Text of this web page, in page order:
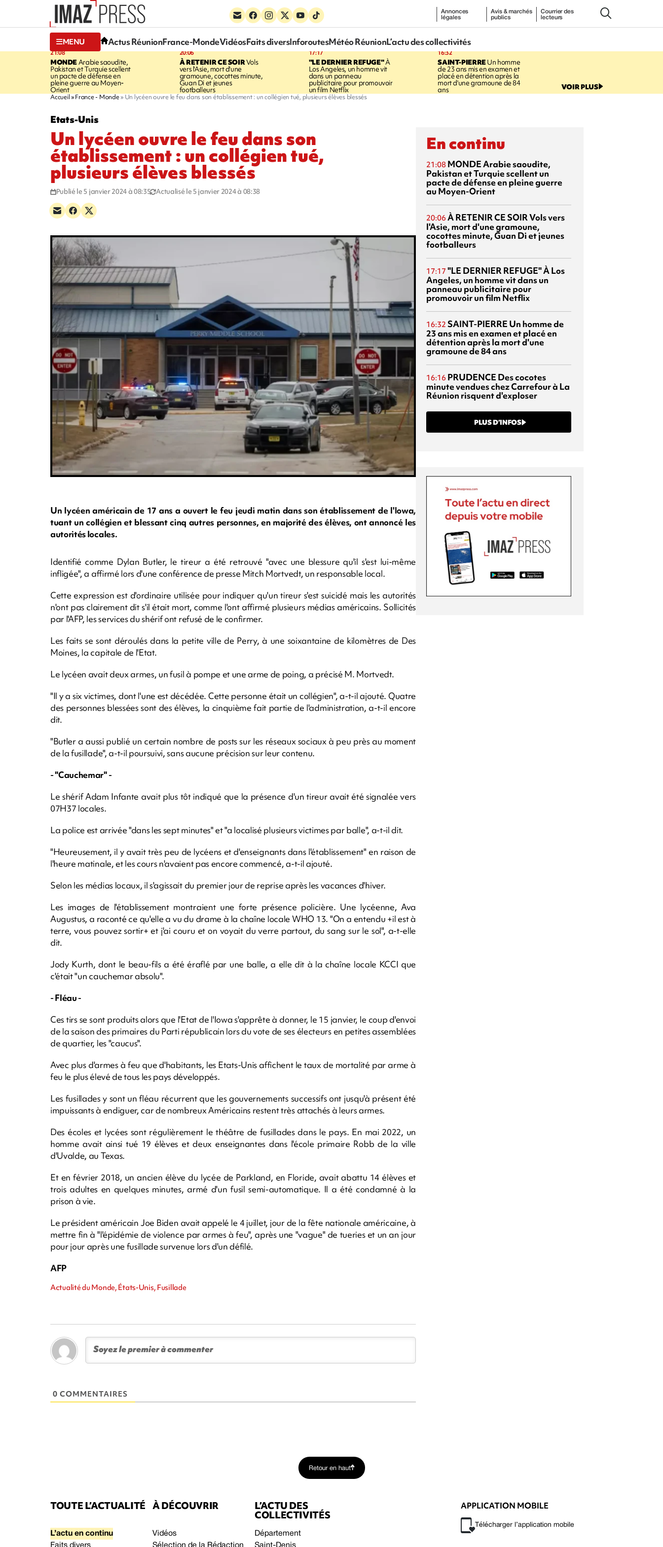
Annonces
légales
Avis & marchés
publics
Courrier des
lecteurs
MENU Actus RéunionFrance-MondeVidéosFaits diversInforoutesMétéo RéunionL’actu des collectivités
21:08
MONDE Arabie saoudite,
Pakistan et Turquie scellent
un pacte de défense en
pleine guerre au Moyen-
Orient
20:06
À RETENIR CE SOIRVols
vers l'Asie, mort d'une
gramoune, cocottes minute,
Guan Di et jeunes
footballeurs
17:17
"LE DERNIER REFUGE"À
Los Angeles, un homme vit
dans un panneau
publicitaire pour promouvoir
un film Netflix
16:32
SAINT-PIERREUn homme
de 23 ans mis en examen et
placé en détention après la
mort d'une gramoune de 84
ans VOIR PLUS
Accueil France - Monde Un lycéen ouvre le feu dans son établissement : un collégien tué, plusieurs élèves blessés
Etats-Unis
Un lycéen ouvre le feu dans son
établissement : un collégien tué,
plusieurs élèves blessés
Publié le 5 janvier 2024 à 08:35 Actualisé le 5 janvier 2024 à 08:38
Un lycéen américain de 17 ans a ouvert le feu jeudi matin dans son établissement de l'Iowa,
tuant un collégien et blessant cinq autres personnes, en majorité des élèves, ont annoncé les
autorités locales.
Identifié comme Dylan Butler, le tireur a été retrouvé "avec une blessure qu'il s'est lui-même
infligée", a affirmé lors d'une conférence de presse Mitch Mortvedt, un responsable local.
Cette expression est d'ordinaire utilisée pour indiquer qu'un tireur s'est suicidé mais les autorités
n'ont pas clairement dit s'il était mort, comme l'ont affirmé plusieurs médias américains. Sollicités
par l'AFP, les services du shérif ont refusé de le confirmer.
Les faits se sont déroulés dans la petite ville de Perry, à une soixantaine de kilomètres de Des
Moines, la capitale de l'Etat.
Le lycéen avait deux armes, un fusil à pompe et une arme de poing, a précisé M. Mortvedt.
"Il y a six victimes, dont l'une est décédée. Cette personne était un collégien", a-t-il ajouté. Quatre
des personnes blessées sont des élèves, la cinquième fait partie de l'administration, a-t-il encore
dit.
"Butler a aussi publié un certain nombre de posts sur les réseaux sociaux à peu près au moment
de la fusillade", a-t-il poursuivi, sans aucune précision sur leur contenu.
- "Cauchemar" -
Le shérif Adam Infante avait plus tôt indiqué que la présence d'un tireur avait été signalée vers
07H37 locales.
La police est arrivée "dans les sept minutes" et "a localisé plusieurs victimes par balle", a-t-il dit.
"Heureusement, il y avait très peu de lycéens et d'enseignants dans l'établissement" en raison de
l'heure matinale, et les cours n'avaient pas encore commencé, a-t-il ajouté.
Selon les médias locaux, il s'agissait du premier jour de reprise après les vacances d'hiver.
Les images de l'établissement montraient une forte présence policière. Une lycéenne, Ava
Augustus, a raconté ce qu'elle a vu du drame à la chaîne locale WHO 13. "On a entendu +il est à
terre, vous pouvez sortir+ et j'ai couru et on voyait du verre partout, du sang sur le sol", a-t-elle
dit.
Jody Kurth, dont le beau-fils a été éraflé par une balle, a elle dit à la chaîne locale KCCI que
c'était "un cauchemar absolu".
- Fléau -
Ces tirs se sont produits alors que l'Etat de l'Iowa s'apprête à donner, le 15 janvier, le coup d'envoi
de la saison des primaires du Parti républicain lors du vote de ses électeurs en petites assemblées
de quartier, les "caucus".
Avec plus d'armes à feu que d'habitants, les Etats-Unis affichent le taux de mortalité par arme à
feu le plus élevé de tous les pays développés.
Les fusillades y sont un fléau récurrent que les gouvernements successifs ont jusqu'à présent été
impuissants à endiguer, car de nombreux Américains restent très attachés à leurs armes.
Des écoles et lycées sont régulièrement le théâtre de fusillades dans le pays. En mai 2022, un
homme avait ainsi tué 19 élèves et deux enseignantes dans l'école primaire Robb de la ville
d'Uvalde, au Texas.
Et en février 2018, un ancien élève du lycée de Parkland, en Floride, avait abattu 14 élèves et
trois adultes en quelques minutes, armé d'un fusil semi-automatique. Il a été condamné à la
prison à vie.
Le président américain Joe Biden avait appelé le 4 juillet, jour de la fête nationale américaine, à
mettre fin à "l'épidémie de violence par armes à feu", après une "vague" de tueries et un an jour
pour jour après une fusillade survenue lors d'un défilé.
AFP
Actualité du Monde, États-Unis, Fusillade
0 COMMENTAIRES
En continu
21:08 MONDEArabie saoudite,
Pakistan et Turquie scellent un
pacte de défense en pleine guerre
au Moyen-Orient
20:06À RETENIR CE SOIRVols vers
l'Asie, mort d'une gramoune,
cocottes minute, Guan Di et jeunes
footballeurs
17:17 "LE DERNIER REFUGE"À Los
Angeles, un homme vit dans un
panneau publicitaire pour
promouvoir un film Netflix
16:32 SAINT-PIERRE Un homme de
23 ans mis en examen et placé en
détention après la mort d'une
gramoune de 84 ans
16:16 PRUDENCE Des cocotes
minute vendues chez Carrefour à La
Réunion risquent d'exploser
PLUS D’INFOS
Retour en haut
TOUTE L’ACTUALITÉ
L’actu en continu
Faits divers
À DÉCOUVRIR
Vidéos
Sélection de la Rédaction
L’ACTU DES
COLLECTIVITÉS
Département
Saint-Denis
APPLICATION MOBILE
Télécharger l’application mobile